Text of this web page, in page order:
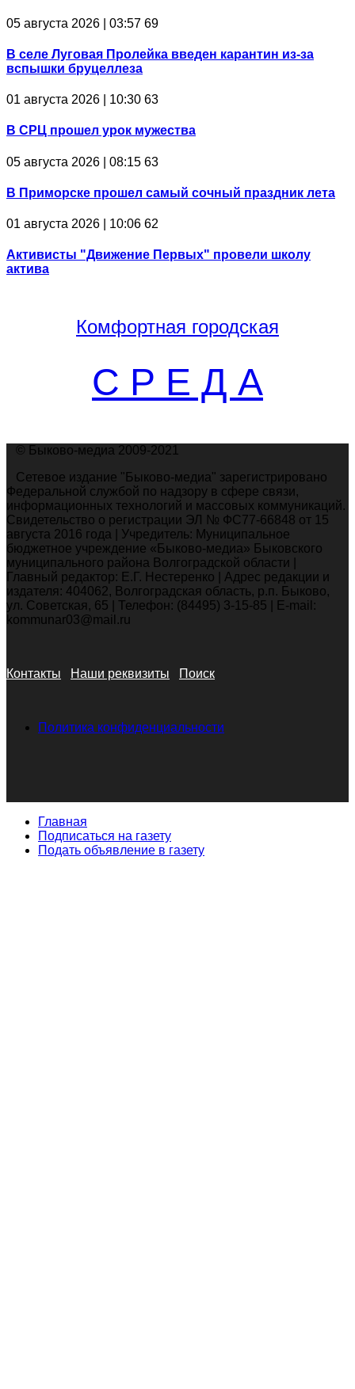
05 августа 2026 | 03:57 69
В селе Луговая Пролейка введен карантин из-за
вспышки бруцеллеза
01 августа 2026 | 10:30 63
В СРЦ прошел урок мужества
05 августа 2026 | 08:15 63
В Приморске прошел самый сочный праздник лета
01 августа 2026 | 10:06 62
Активисты "Движение Первых" провели школу
актива
Комфортная городская
С Р Е Д А
© Быково-медиа 2009-2021
Сетевое издание "Быково-медиа" зарегистрировано
Федеральной службой по надзору в сфере связи,
информационных технологий и массовых коммуникаций.
Свидетельство о регистрации ЭЛ № ФС77-66848 от 15
августа 2016 года | Учредитель: Муниципальное
бюджетное учреждение «Быково-медиа» Быковского
муниципального района Волгоградской области |
Главный редактор: Е.Г. Нестеренко | Адрес редакции и
издателя: 404062, Волгоградская область, р.п. Быково,
ул. Советская, 65 | Телефон: (84495) 3-15-85 | E-mail:
kommunar03@mail.ru
Контакты Наши реквизиты Поиск
Политика конфиденциальности
Главная
Подписаться на газету
Подать объявление в газету